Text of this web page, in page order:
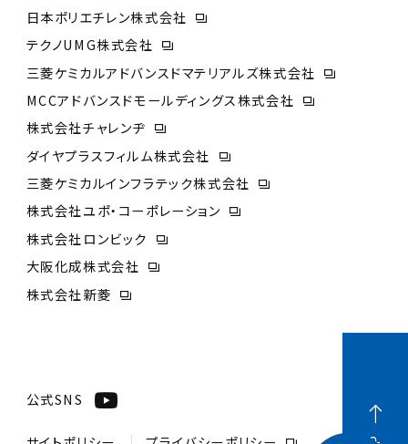
MCCアドバンスドモールディングス株式会社
三菱ケミカルアドバンスドマテリアルズ株式会社
株式会社チャレンヂ
ダイヤプラスフィルム株式会社
三菱ケミカルインフラテック株式会社
株式会社ユポ・コーポレーション
株式会社ロンビック
大阪化成株式会社
株式会社新菱
テクノUMG株式会社
日本ポリエチレン株式会社
公式SNS